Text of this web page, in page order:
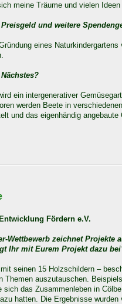
meine Träume und vielen
und weitere
eines
ein intergenerativer
werden Beete in
und das eigenhändig
Fördern e.V.
Wettbewerb zeichnet
Ihr mit Eurem Projekt dazu
mit seinen 15 Holzschildern –
Themen auszutauschen.
sich das Zusammenleben in
hatten. Die Ergebnisse